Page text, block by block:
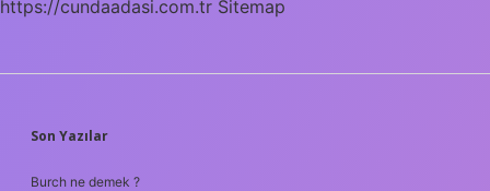
https://cundaadasi.com.tr Sitemap
SIDEBAR
Son Yazılar
Burch ne demek ?